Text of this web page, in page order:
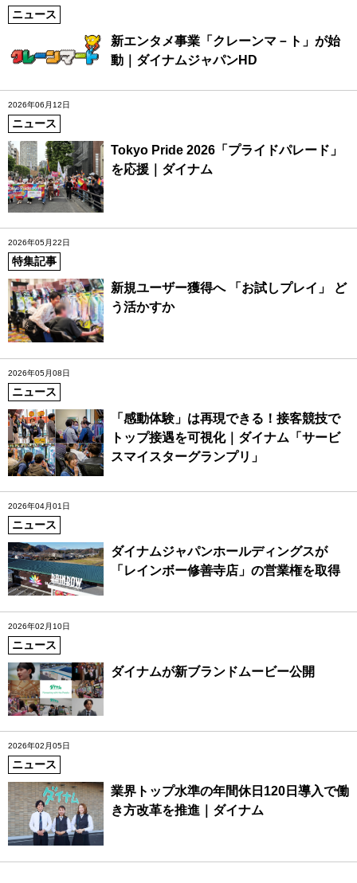
ニュース
新エンタメ事業「クレーンマ－ト」が始
動｜ダイナムジャパンHD
2026年06月12日
ニュース
Tokyo Pride 2026「プライドパレード」
を応援｜ダイナム
2026年05月22日
特集記事
新規ユーザー獲得へ 「お試しプレイ」 ど
う活かすか
2026年05月08日
ニュース
「感動体験」は再現できる！接客競技で
トップ接遇を可視化｜ダイナム「サービ
スマイスターグランプリ」
2026年04月01日
ニュース
ダイナムジャパンホールディングスが
「レインボー修善寺店」の営業権を取得
2026年02月10日
ニュース
ダイナムが新ブランドムービー公開
2026年02月05日
ニュース
業界トップ水準の年間休日120日導入で働
き方改革を推進｜ダイナム